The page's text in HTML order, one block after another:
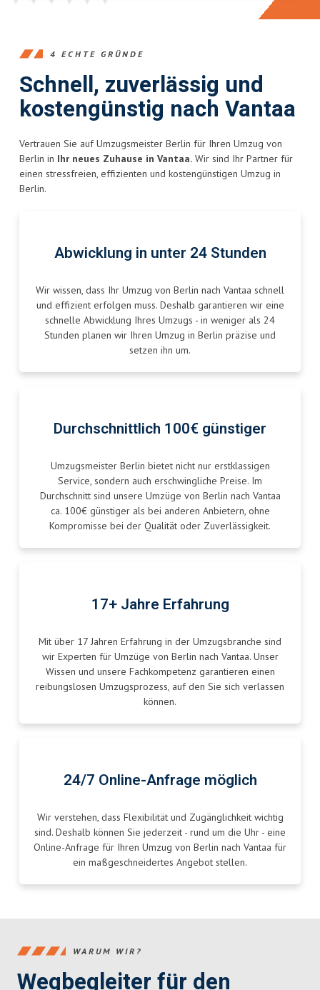
4 ECHTE GRÜNDE
Schnell, zuverlässig und
kostengünstig nach Vantaa
Vertrauen Sie auf Umzugsmeister Berlin für Ihren Umzug von
Berlin in Ihr neues Zuhause in Vantaa. Wir sind Ihr Partner für
einen stressfreien, effizienten und kostengünstigen Umzug in
Berlin.
Abwicklung in unter 24 Stunden
Wir wissen, dass Ihr Umzug von Berlin nach Vantaa schnell
und effizient erfolgen muss. Deshalb garantieren wir eine
schnelle Abwicklung Ihres Umzugs - in weniger als 24
Stunden planen wir Ihren Umzug in Berlin präzise und
setzen ihn um.
Durchschnittlich 100€ günstiger
Umzugsmeister Berlin bietet nicht nur erstklassigen
Service, sondern auch erschwingliche Preise. Im
Durchschnitt sind unsere Umzüge von Berlin nach Vantaa
ca. 100€ günstiger als bei anderen Anbietern, ohne
Kompromisse bei der Qualität oder Zuverlässigkeit.
17+ Jahre Erfahrung
Mit über 17 Jahren Erfahrung in der Umzugsbranche sind
wir Experten für Umzüge von Berlin nach Vantaa. Unser
Wissen und unsere Fachkompetenz garantieren einen
reibungslosen Umzugsprozess, auf den Sie sich verlassen
können.
24/7 Online-Anfrage möglich
Wir verstehen, dass Flexibilität und Zugänglichkeit wichtig
sind. Deshalb können Sie jederzeit - rund um die Uhr - eine
Online-Anfrage für Ihren Umzug von Berlin nach Vantaa für
ein maßgeschneidertes Angebot stellen.
WARUM WIR?
Wegbegleiter für den